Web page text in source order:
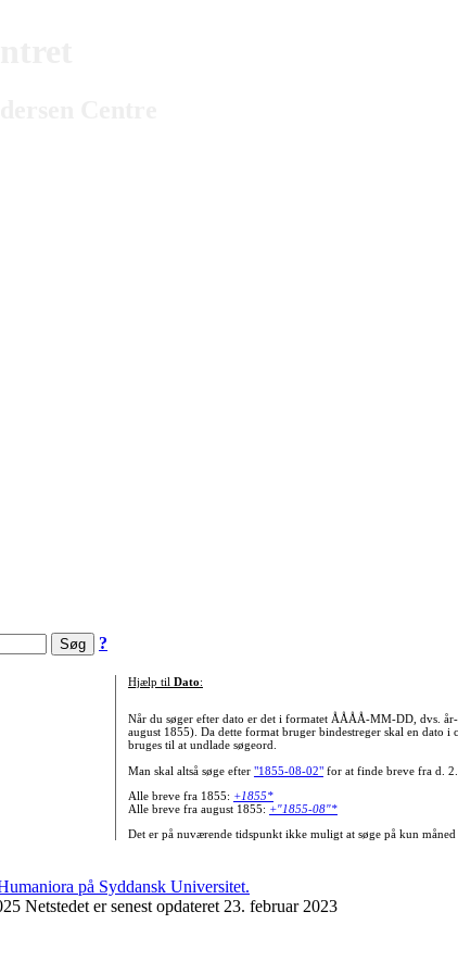
?
Hjælp til Dato:
Når du søger efter dato er det i formatet ÅÅÅÅ-MM-DD, dvs.
august 1855). Da dette format bruger bindestreger skal en dato i
bruges til at undlade søgeord.
Man skal altså søge efter "1855-08-02"for at finde breve fra d. 2.
Alle breve fra 1855: +1855*
Alle breve fra august 1855: +"1855-08"*
Det er på nuværende tidspunkt ikke muligt at søge på kun måned
Netstedet er senest opdateret 23. februar 2023